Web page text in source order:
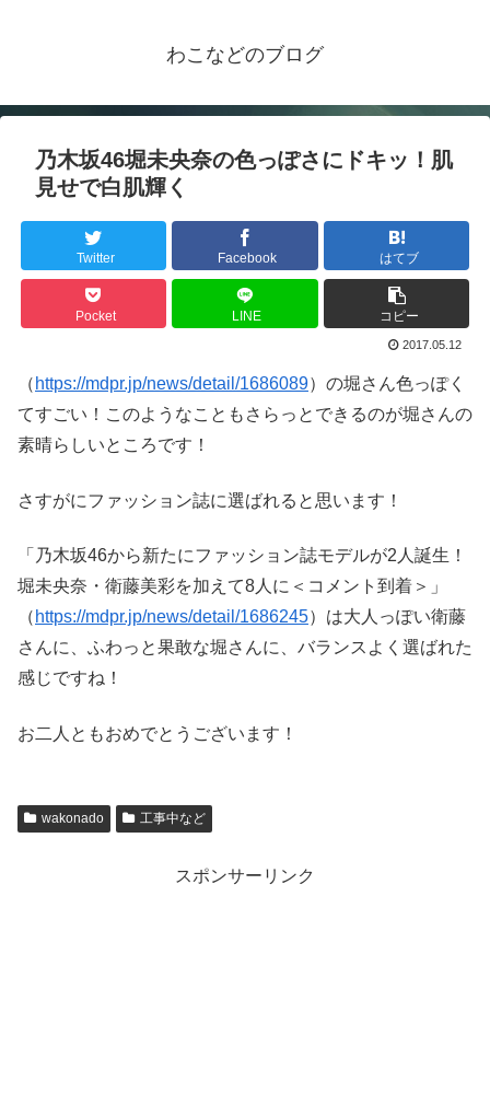
わこなどのブログ
乃木坂46堀未央奈の色っぽさにドキッ！肌
見せで白肌輝く
Twitter Facebook はてブ
Pocket LINE コピー
2017.05.12
（ https://mdpr.jp/news/detail/1686089）の堀さん色っぽく
てすごい！このようなこともさらっとできるのが堀さんの
素晴らしいところです！
さすがにファッション誌に選ばれると思います！
「乃木坂46から新たにファッション誌モデルが2人誕生！
堀未央奈・衛藤美彩を加えて8人に＜コメント到着＞」
（ https://mdpr.jp/news/detail/1686245）は大人っぽい衛藤
さんに、ふわっと果敢な堀さんに、バランスよく選ばれた
感じですね！
お二人ともおめでとうございます！
wakonado 工事中など
スポンサーリンク